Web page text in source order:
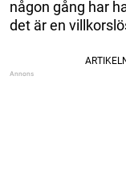
någon gång har
det är en